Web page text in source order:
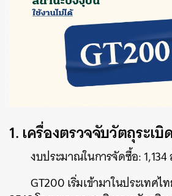
1. เครื่องตรวจจับวัตถุระเบิ
งบประมาณในการจัดซื้อ:
GT200 เริ่มเข้ามาในประเทศไ